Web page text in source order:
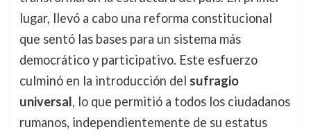
lugar, llevó a cabo una reforma constitucional
que sentó las bases para un sistema más
democrático y participativo. Este esfuerzo
culminó en la introducción del sufragio
universal, lo que permitió a todos los ciudadanos
rumanos, independientemente de su estatus